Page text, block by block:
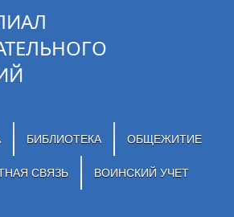
БИБЛИОТЕКА ОБЩЕЖИТИЕ
СВЯЗЬ ВОИНСКИЙ УЧЕТ